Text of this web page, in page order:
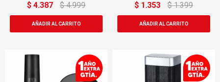
$ 4.387 $ 4.999 $ 1.353 $ 1.399